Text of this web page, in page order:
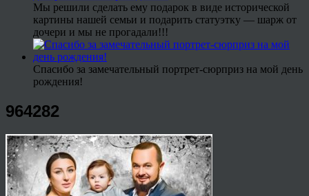
Мы решили сделать ему подарок в виде исторической
картины нашей семьи и подарить статуэтку — шарж от
дочери и мы не прогадали!!!
Спасибо за замечательный портрет-сюрприз на мой день
рождения!
964282